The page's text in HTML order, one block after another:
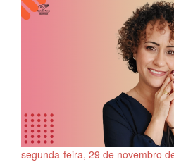
segunda-feira, 29 de novembro